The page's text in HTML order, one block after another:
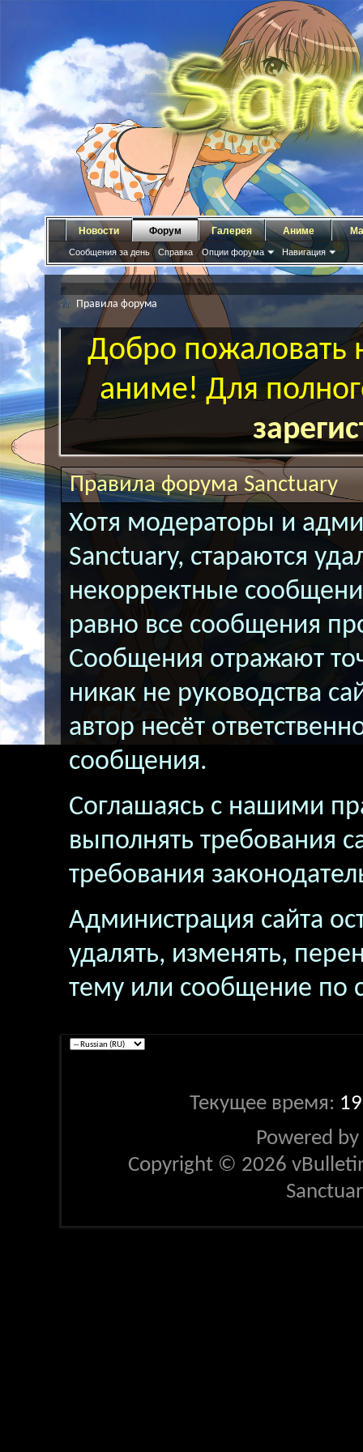
Новости Форум
Сообщения за день Справка Опции форума Навигация
Галерея Аниме
Правила форума
Добро пожаловать
аниме! Для
Правила форума Sanctuary
Хотя модераторы и
Sanctuary, стараются
некорректные
равно все сообщения
Сообщения отражают
никак не руководства
автор несёт
сообщения.
Соглашаясь с нашими
выполнять требования
требования
Администрация сайта
удалять, изменять,
тему или сообщение по
Текущее время:
Powered by
Copyright © 2026